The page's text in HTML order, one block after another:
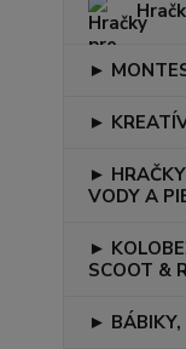
►
►
►
VODY A
►
SCOOT &
► BÁBIKY,